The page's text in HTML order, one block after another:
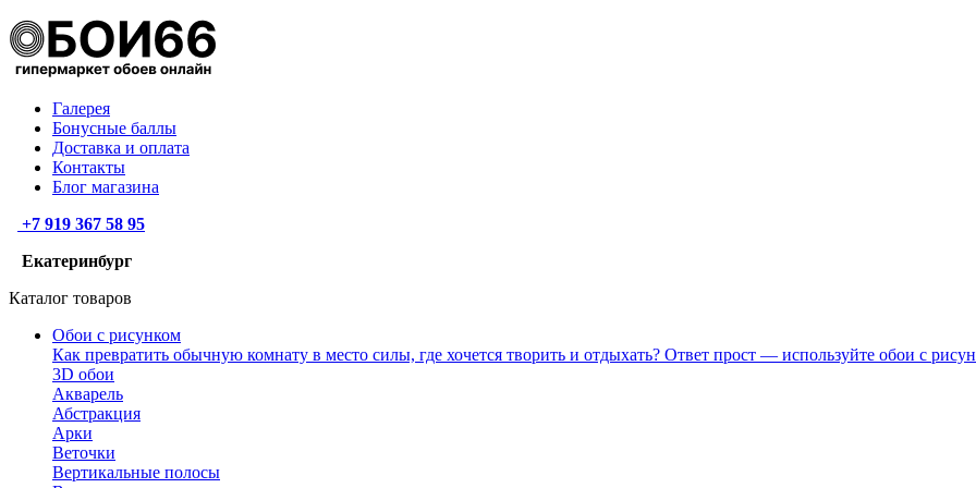
Галерея
Бонусные баллы
Доставка и оплата
Контакты
Блог магазина
+7 919 367 58 95
Екатеринбург
Каталог товаров
Обои с рисунком
Как превратить обычную комнату в место силы, где хочется творить и отдыхать? Ответ прост — используйте обои с
3D обои
Акварель
Абстракция
Арки
Веточки
Вертикальные полосы